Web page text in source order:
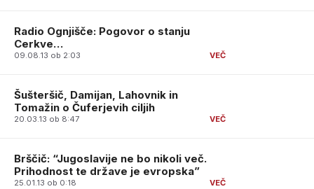
Radio Ognjišče: Pogovor o stanju
Cerkve…
09.08.13 ob 2:03
Šušteršič, Damijan, Lahovnik in
Tomažin o Čuferjevih ciljih
20.03.13 ob 8:47
Brščič: “Jugoslavije ne bo nikoli več.
Prihodnost te države je evropska”
25.01.13 ob 0:18